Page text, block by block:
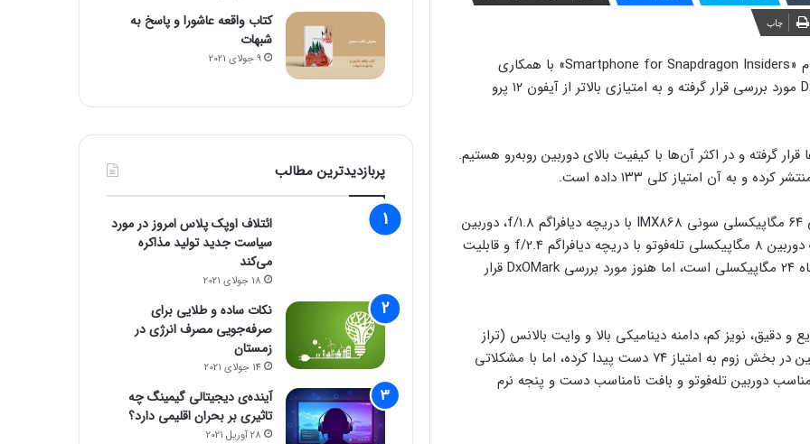
چاپ
بیش از یک ماه پیش شاهد معرفی گوشی کوالکام به نام «Smartphone for Snapdragon Insiders» با همکاری
ایسوس بودیم. حالا دوربین این دستگاه توسط DxOMark مورد بررسی قرار گرفته و به امتیازی بالاتر از آیفون ۱۲ پرو
گرفته و در اکثر آن‌ها با کیفیت بالای دوربین روبه‌رو هستیم.
این گوشی هوشمند ۱۵۰۰ دلاری کوالکام به دوربین اصلی ۶۴ مگاپیکسلی سونی IMX868 با دریچه دیافراگم f/1.8، دوربین
۱۲ مگاپیکسلی اولترا واید با دریچه دیافراگم f/2.2 و یک دوربین ۸ مگاپیکسلی تله‌فوتو با دریچه دیافراگم f/2.4 و قابلیت
زوم اپتیکال ۳ برابر مجهز شده. دوربین سلفی این دستگاه ۲۴ مگاپیکسلی است، اما هنوز مورد بررسی DxOMark قرار
نویز کم، دامنه دینامیکی بالا و وایت بالانس (تراز
سفیدی) دقیق موفق به کسب امتیاز ۱۴۲ شده. این دوربین در بخش زوم به امتیاز ۷۴ دست پیدا کرده، اما با مشکلاتی
دوربین تله‌فوتو و بافت نامناسب دست و پنجه نرم
کتاب واقعه عاشورا و پاسخ به
شبهات
9 جولای 2021
پربازدیدترین مطالب
ائتلاف اوپک پلاس امروز در مورد
سیاست جدید تولید مذاکره
می‌کند
18 جولای 2021
نکات ساده و طلایی برای
صرفه‌جویی مصرف انرژی در
زمستان
14 جولای 2021
آینده‌ی دیجیتالی گیمینگ چه
تاثیری بر بحران اقلیمی دارد؟
28 آوریل 2021